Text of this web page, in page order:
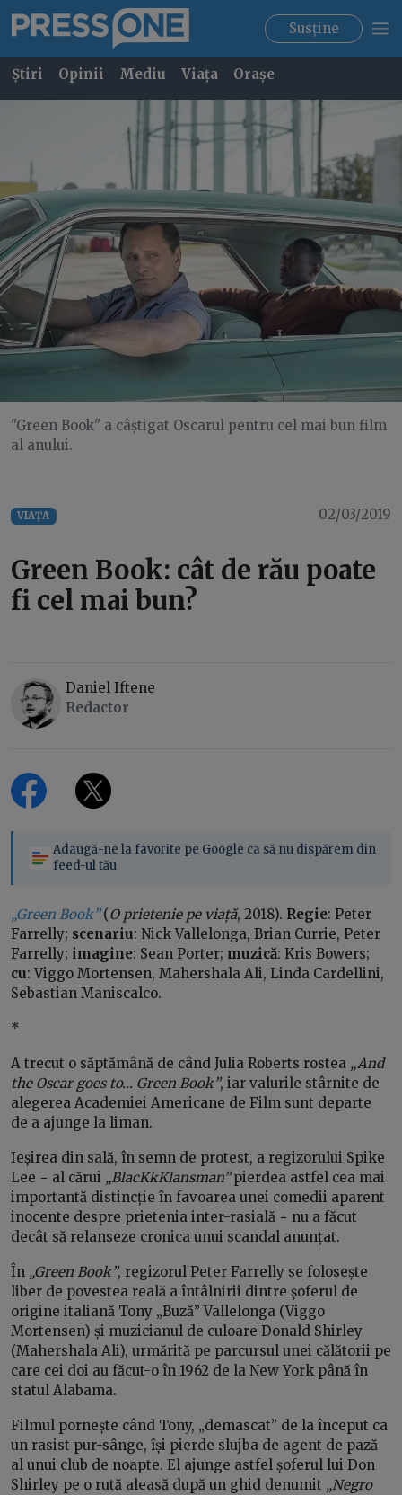
Susține
Știri Opinii Mediu Viața Orașe
"Green Book" a câștigat Oscarul pentru cel mai bun film
al anului.
VIAȚA 02/03/2019
Green Book: cât de rău poate
fi cel mai bun?
Daniel Iftene
Redactor
Adaugă-ne la favorite pe Google ca să nu dispărem din
feed-ul tău
„Green Book”(O prietenie pe viață, 2018). Regie: Peter
Farrelly; scenariu: Nick Vallelonga, Brian Currie, Peter
Farrelly; imagine: Sean Porter; muzică: Kris Bowers;
cu: Viggo Mortensen, Mahershala Ali, Linda Cardellini,
Sebastian Maniscalco.
*
A trecut o săptămână de când Julia Roberts rostea „And
the Oscar goes to… Green Book”, iar valurile stârnite de
alegerea Academiei Americane de Film sunt departe
de a ajunge la liman.
Ieșirea din sală, în semn de protest, a regizorului Spike
Lee − al cărui „BlacKkKlansman”pierdea astfel cea mai
importantă distincție în favoarea unei comedii aparent
inocente despre prietenia inter-rasială − nu a făcut
decât să relanseze cronica unui scandal anunțat.
În „Green Book”, regizorul Peter Farrelly se folosește
liber de povestea reală a întâlnirii dintre șoferul de
origine italiană Tony „Buză” Vallelonga (Viggo
Mortensen) și muzicianul de culoare Donald Shirley
(Mahershala Ali), urmărită pe parcursul unei călătorii pe
care cei doi au făcut-o în 1962 de la New York până în
statul Alabama.
Filmul pornește când Tony, „demascat” de la început ca
un rasist pur-sânge, își pierde slujba de agent de pază
al unui club de noapte. El ajunge astfel șoferul lui Don
Shirley pe o rută aleasă după un ghid denumit „Negro